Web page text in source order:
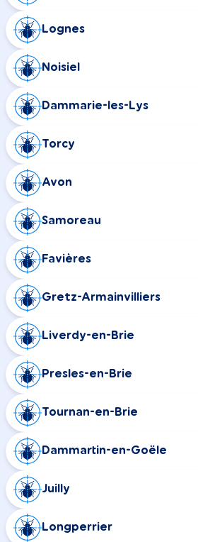
Lognes
Noisiel
Dammarie-les-Lys
Torcy
Avon
Samoreau
Favières
Gretz-Armainvilliers
Liverdy-en-Brie
Presles-en-Brie
Tournan-en-Brie
Dammartin-en-Goële
Juilly
Longperrier